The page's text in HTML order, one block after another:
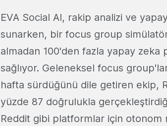
EVA Social AI, rakip analizi ve
sunarken, bir focus group
almadan 100'den fazla yapay zeka
sağlıyor. Geleneksel focus
hafta sürdüğünü dile getiren ekip,
yüzde 87 doğrulukla
Reddit gibi platformlar için